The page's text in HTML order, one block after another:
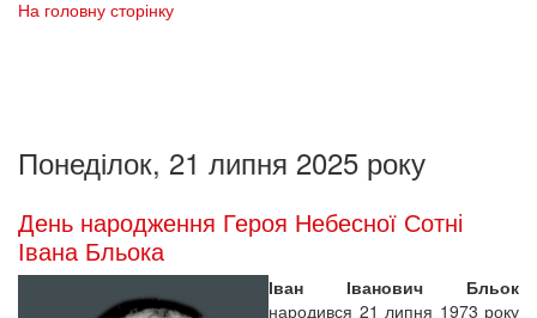
На головну сторінку
Понеділок, 21 липня 2025 року
День народження Героя Небесної Сотні
Івана Бльока
Іван Іванович Бльок
народився 21 липня 1973 року